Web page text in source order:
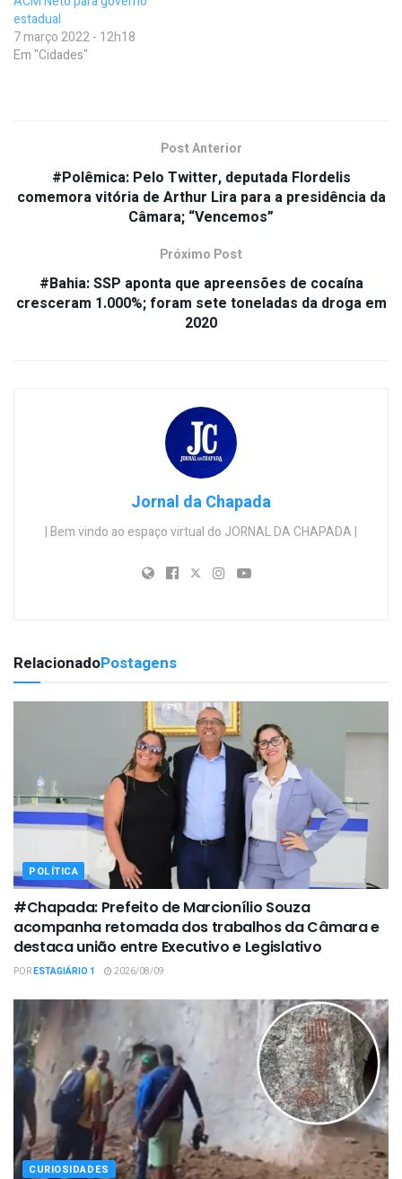
estadual
7 março 2022 - 12h18
Em "Cidades"
Post Anterior
#Polêmica: Pelo Twitter, deputada Flordelis
comemora vitória de Arthur Lira para a presidência da
Câmara; “Vencemos”
Próximo Post
#Bahia: SSP aponta que apreensões de cocaína
cresceram 1.000%; foram sete toneladas da droga em
2020
Jornal da Chapada
| Bem vindo ao espaço virtual do JORNAL DA CHAPADA |
RelacionadoPostagens
POLÍTICA
#Chapada: Prefeito de Marcionílio Souza
acompanha retomada dos trabalhos da Câmara e
destaca união entre Executivo e Legislativo
PORESTAGIÁRIO 1 2026/08/09
CURIOSIDADES